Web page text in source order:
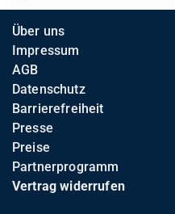
Über uns
Impressum
AGB
Datenschutz
Barrierefreiheit
Presse
Preise
Partnerprogramm
Vertrag widerrufen